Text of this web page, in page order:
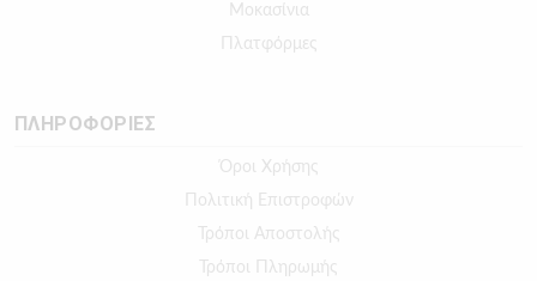
Μοκασίνια
Πλατφόρμες
ΠΛΗΡΟΦΟΡΙΕΣ
Όροι Χρήσης
Πολιτική Επιστροφών
Τρόποι Αποστολής
Τρόποι Πληρωμής